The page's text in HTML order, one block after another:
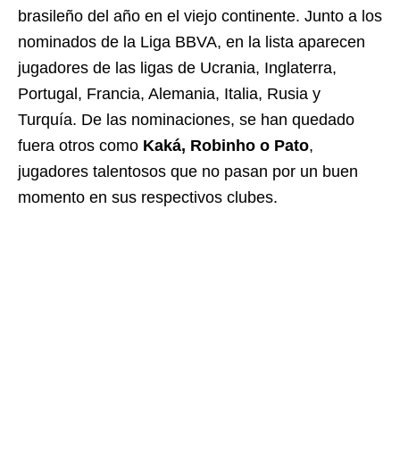
brasileño del año en el viejo continente. Junto a los
nominados de la Liga BBVA, en la lista aparecen
jugadores de las ligas de Ucrania, Inglaterra,
Portugal, Francia, Alemania, Italia, Rusia y
Turquía. De las nominaciones, se han quedado
fuera otros como Kaká, Robinho o Pato,
jugadores talentosos que no pasan por un buen
momento en sus respectivos clubes.